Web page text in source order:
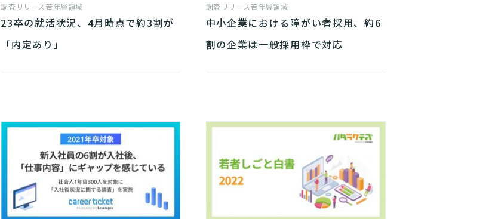
調査リリース 若年層領域
23卒の就活状況、4月時点で約3割が
「内定あり」
調査リリース若年層領域
中小企業における障がい者採用、約6
割の企業は一般採用枠で対応